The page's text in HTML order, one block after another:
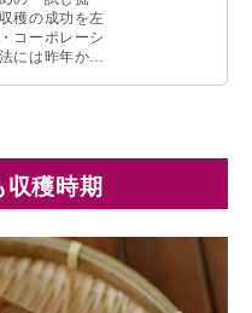
穫の成功を左
コーポレーシ
には昨年から
収穫時期